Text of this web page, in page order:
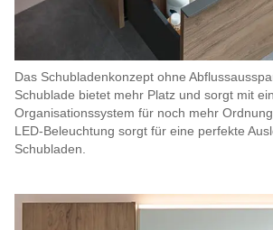
Das Schubladenkonzept ohne
Schublade bietet mehr Platz und sorgt mit
Organisationssystem für noch mehr
LED-Beleuchtung sorgt für eine perfekte
Schubladen.